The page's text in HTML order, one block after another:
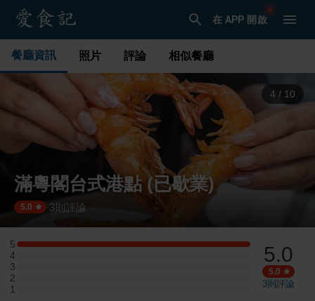
在 APP 開啟
餐廳資訊 照片 評論 相似餐廳
4 / 10
滿粵閣台式港點 (已歇業)
5.0 ·3則評論
5
5 星：1 則評論
4
4 星：0 則評論
3
3 星：0 則評論
2
2 星：0 則評論
1
1 星：0 則評論
5.0
5.0
3則評論